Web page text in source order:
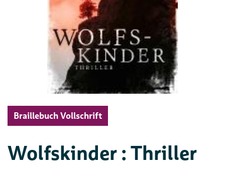
Braillebuch Vollschrift
Wolfskinder : Thriller